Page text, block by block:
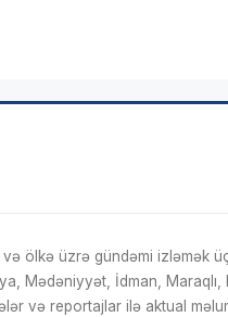
ölkə üzrə gündəmi izləmək
Mədəniyyət, İdman,
və reportajlar ilə aktual